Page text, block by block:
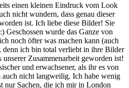
einen kleinen Eindruck vom Look
nicht wundern, dass genau dieser
ist. Ich liebe diese Bilder! Sie
wurde das Ganze von
noch öfter was machen kann (auch
ich bin total verliebt in ihre Bilder
unserer Zusammenarbeit geworden ist!
und erwachsener, als ihr es von
auch nicht langweilig. Ich habe wenig
nur Sachen, die ich mir in London